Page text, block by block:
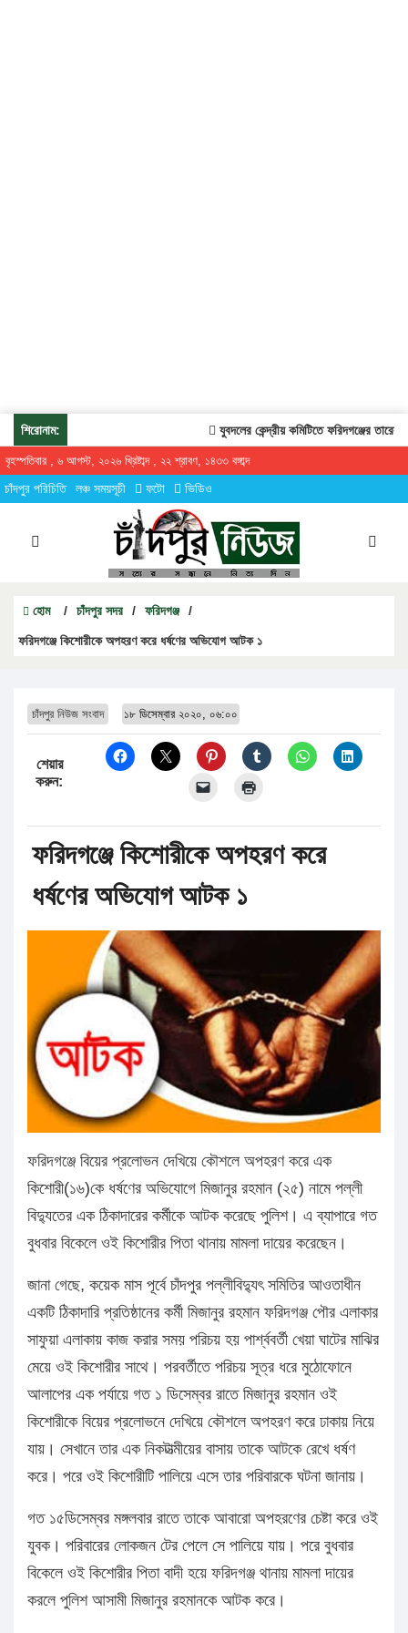
শিরোনাম: যুবদলের কেন্দ্রীয় কমিটিতে ফরিদগঞ্জের তারেকুর
বৃহস্পতিবার , ৬ আগস্ট, ২০২৬ খ্রিষ্টাব্দ , ২২ শ্রাবণ, ১৪৩৩ বঙ্গাব্দ
চাঁদপুর পরিচিতি লঞ্চ সময়সূচী ফটো ভিডিও
হোম / চাঁদপুর সদর / ফরিদগঞ্জ /
ফরিদগঞ্জে কিশোরীকে অপহরণ করে ধর্ষণের অভিযোগ আটক ১
চাঁদপুর নিউজ সংবাদ ১৮ ডিসেম্বার ২০২০, ০৬:০০
শেয়ার
করুন:
ফরিদগঞ্জে কিশোরীকে অপহরণ করে
ধর্ষণের অভিযোগ আটক ১
ফরিদগঞ্জে বিয়ের প্রলোভন দেখিয়ে কৌশলে অপহরণ করে এক
কিশোরী(১৬)কে ধর্ষণের অভিযোগে মিজানুর রহমান (২৫) নামে পল্লী
বিদ্যুতের এক ঠিকাদারের কর্মীকে আটক করেছে পুলিশ। এ ব্যাপারে গত
বুধবার বিকেলে ওই কিশোরীর পিতা থানায় মামলা দায়ের করেছেন।
জানা গেছে, কয়েক মাস পূর্বে চাঁদপুর পল্লীবিদ্যুৎ সমিতির আওতাধীন
একটি ঠিকাদারি প্রতিষ্ঠানের কর্মী মিজানুর রহমান ফরিদগঞ্জ পৌর এলাকার
সাফুয়া এলাকায় কাজ করার সময় পরিচয় হয় পার্শ্ববর্তী খেয়া ঘাটের মাঝির
মেয়ে ওই কিশোরীর সাথে। পরবর্তীতে পরিচয় সূত্র ধরে মুঠোফোনে
আলাপের এক পর্যায়ে গত ১ ডিসেম্বর রাতে মিজানুর রহমান ওই
কিশোরীকে বিয়ের প্রলোভনে দেখিয়ে কৌশলে অপহরণ করে ঢাকায় নিয়ে
যায়। সেখানে তার এক নিকটাত্মীয়ের বাসায় তাকে আটকে রেখে ধর্ষণ
করে। পরে ওই কিশোরীটি পালিয়ে এসে তার পরিবারকে ঘটনা জানায়।
গত ১৫ডিসেম্বর মঙ্গলবার রাতে তাকে আবারো অপহরণের চেষ্টা করে ওই
যুবক। পরিবারের লোকজন টের পেলে সে পালিয়ে যায়। পরে বুধবার
বিকেলে ওই কিশোরীর পিতা বাদী হয়ে ফরিদগঞ্জ থানায় মামলা দায়ের
করলে পুলিশ আসামী মিজানুর রহমানকে আটক করে।